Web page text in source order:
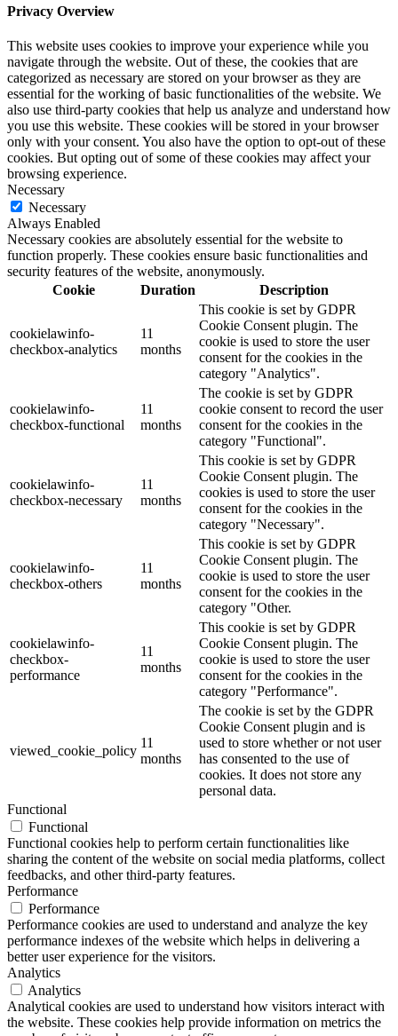
Privacy Overview
This website uses cookies to improve your experience while you
navigate through the website. Out of these, the cookies that are
categorized as necessary are stored on your browser as they are
essential for the working of basic functionalities of the website. We
also use third-party cookies that help us analyze and understand how
you use this website. These cookies will be stored in your browser
only with your consent. You also have the option to opt-out of these
cookies. But opting out of some of these cookies may affect your
browsing experience.
Necessary
Necessary
Always Enabled
Necessary cookies are absolutely essential for the website to
function properly. These cookies ensure basic functionalities and
security features of the website, anonymously.
Cookie
Duration Description
cookielawinfo-
checkbox-analytics
11
months
This cookie is set by GDPR
Cookie Consent plugin. The
cookie is used to store the user
consent for the cookies in the
category "Analytics".
cookielawinfo-
checkbox-functional
11
months
The cookie is set by GDPR
cookie consent to record the user
consent for the cookies in the
category "Functional".
cookielawinfo-
checkbox-necessary
11
months
This cookie is set by GDPR
Cookie Consent plugin. The
cookies is used to store the user
consent for the cookies in the
category "Necessary".
cookielawinfo-
checkbox-others
11
months
This cookie is set by GDPR
Cookie Consent plugin. The
cookie is used to store the user
consent for the cookies in the
category "Other.
cookielawinfo-
checkbox-
performance
11
months
This cookie is set by GDPR
Cookie Consent plugin. The
cookie is used to store the user
consent for the cookies in the
category "Performance".
viewed_cookie_policy
11
months
The cookie is set by the GDPR
Cookie Consent plugin and is
used to store whether or not user
has consented to the use of
cookies. It does not store any
personal data.
Functional
Functional
Functional cookies help to perform certain functionalities like
sharing the content of the website on social media platforms, collect
feedbacks, and other third-party features.
Performance
Performance
Performance cookies are used to understand and analyze the key
performance indexes of the website which helps in delivering a
better user experience for the visitors.
Analytics
Analytics
Analytical cookies are used to understand how visitors interact with
the website. These cookies help provide information on metrics the